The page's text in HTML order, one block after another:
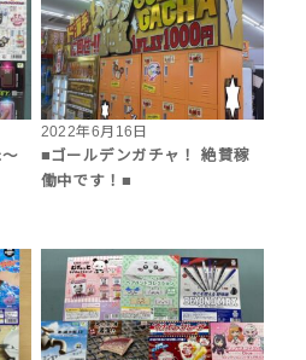
2022年6月16日
■ゴールデンガチャ！ 絶賛稼
働中です！■